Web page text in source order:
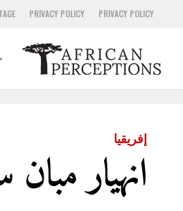
PRIVACY POLICY
PRIVACY POLICY
إفريقيا
انهيار مبان